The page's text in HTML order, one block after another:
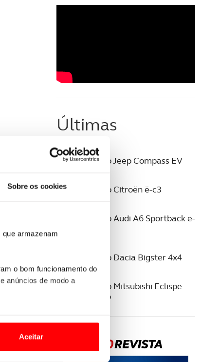
Sobre os cookies
armazenam
o bom funcionamento do
anúncios de modo a
lhe proporcionar
Aceitar
Últimas
19 JUNHO 2026
Ao Volante do Jeep Compass EV
Ao Volante do Citroën ë-c3
Ao Volante do Audi A6 Sportback e-
Ao Volante do Dacia Bigster 4x4
17 MARÇO 2026
Ao Volante do Mitsubishi Eclispe
Cross Elétrico